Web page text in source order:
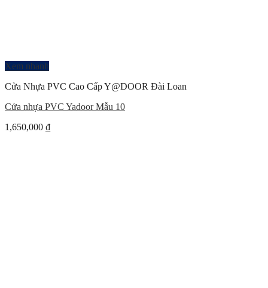
Xem nhanh
Cửa Nhựa PVC Cao Cấp Y@DOOR Đài Loan
Cửa nhựa PVC Yadoor Mẫu 10
1,650,000 ₫